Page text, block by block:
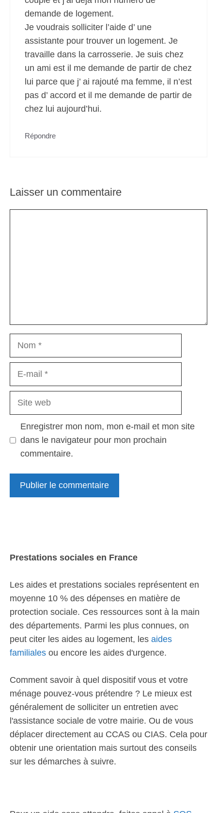
demande de logement.
Je voudrais solliciter l’aide d’ une
assistante pour trouver un logement. Je
travaille dans la carrosserie. Je suis chez
un ami est il me demande de partir de chez
lui parce que j’ ai rajouté ma femme, il n’est
pas d’ accord et il me demande de partir de
chez lui aujourd’hui.
Répondre
Laisser un commentaire
Nom
Site
Enregistrer mon nom, mon e-mail et mon site
dans le navigateur pour mon prochain
commentaire.
Prestations sociales en France
Les aides et prestations sociales représentent en
moyenne 10 % des dépenses en matière de
protection sociale. Ces ressources sont à la main
des départements. Parmi les plus connues, on
peut citer les aides au logement, les aides
familiales ou encore les aides d'urgence.
Comment savoir à quel dispositif vous et votre
ménage pouvez-vous prétendre ? Le mieux est
généralement de solliciter un entretien avec
l'assistance sociale de votre mairie. Ou de vous
déplacer directement au CCAS ou CIAS. Cela pour
obtenir une orientation mais surtout des conseils
sur les démarches à suivre.